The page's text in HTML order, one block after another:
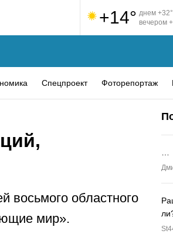
+14° днем +32°
вечером
Спецпроект Фоторепортаж
восьмого областного
мир».